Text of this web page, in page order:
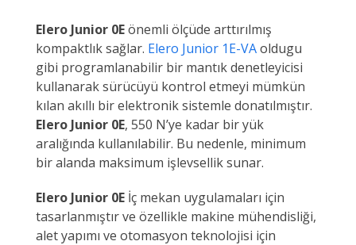
Elero Junior 0Eönemli ölçüde arttırılmış
kompaktlık sağlar. Elero Junior 1E-VAoldugu
gibi programlanabilir bir mantık denetleyicisi
kullanarak sürücüyü kontrol etmeyi mümkün
kılan akıllı bir elektronik sistemle donatılmıştır.
Elero Junior 0E, 550 N’ye kadar bir yük
aralığında kullanılabilir. Bu nedenle, minimum
bir alanda maksimum işlevsellik sunar.
Elero Junior 0Eİç mekan uygulamaları için
tasarlanmıştır ve özellikle makine mühendisliği,
alet yapımı ve otomasyon teknolojisi için